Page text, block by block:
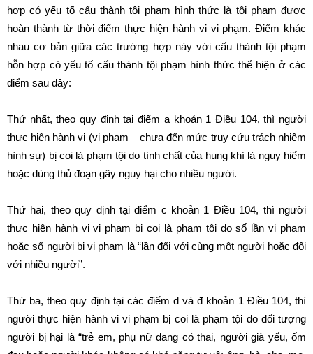
hợp có yếu tố cấu thành tội phạm hình thức là tội phạm được
hoàn thành từ thời điểm thực hiện hành vi vi phạm. Điểm khác
nhau cơ bản giữa các trường hợp này với cấu thành tội phạm
hỗn hợp có yếu tố cấu thành tội phạm hình thức thể hiện ở các
điểm sau đây:
Thứ nhất, theo quy định tại điểm a khoản 1 Điều 104, thì người
thực hiện hành vi (vi phạm – chưa đến mức truy cứu trách nhiệm
hình sự) bị coi là phạm tội do tính chất của hung khí là nguy hiểm
hoặc dùng thủ đoạn gây nguy hại cho nhiều người.
Thứ hai, theo quy định tại điểm c khoản 1 Điều 104, thì người
thực hiện hành vi vi phạm bị coi là phạm tội do số lần vi phạm
hoặc số người bị vi phạm là “lần đối với cùng một người hoặc đối
với nhiều người”.
Thứ ba, theo quy định tại các điểm d và đ khoản 1 Điều 104, thì
người thực hiện hành vi vi phạm bị coi là phạm tội do đối tượng
người bị hại là “trẻ em, phụ nữ đang có thai, người già yếu, ốm